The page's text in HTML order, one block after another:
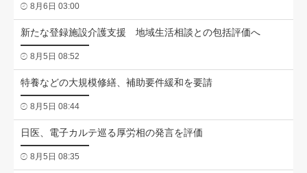
8月6日 03:00
新たな登録施設介護支援 地域生活相談との包括評価へ
8月5日 08:52
特養などの大規模修繕、補助要件緩和を要請
8月5日 08:44
日医、電子カルテ巡る厚労相の発言を評価
8月5日 08:35